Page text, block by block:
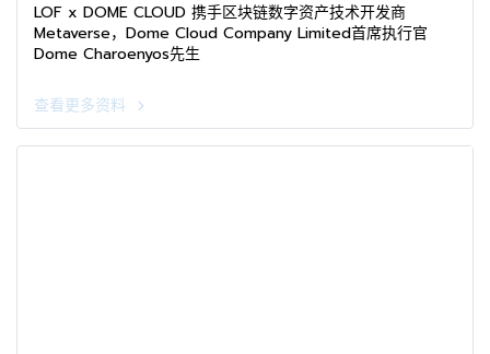
LOF x DOME CLOUD 携手区块链数字资产技术开发商
Metaverse，Dome Cloud Company Limited首席执行官
Dome Charoenyos先生
查看更多资料